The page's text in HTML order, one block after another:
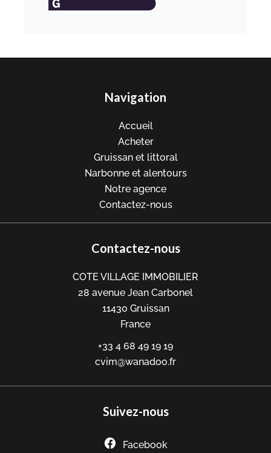
Navigation
Accueil
Acheter
Gruissan et littoral
Narbonne et alentours
Notre agence
Contactez-nous
Contactez-nous
COTE VILLAGE IMMOBILIER
28 avenue Jean Carbonel
11430 Gruissan
France
+33 4 68 49 19 19
cvim@wanadoo.fr
Suivez-nous
Facebook